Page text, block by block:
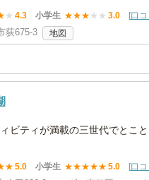
★ 4.3 小学生 ★★★ ★ ★ 3.0 [口コ
荻675-3 地図
ビティが満載の三世代でとこ
★ 5.0 小学生 ★★★★★ 5.0 [口コ